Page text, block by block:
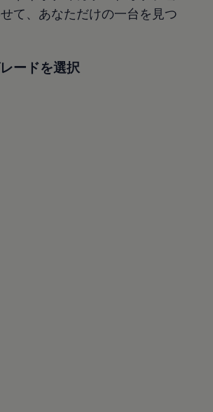
て、あなただけの一台を見つ
ードを選択